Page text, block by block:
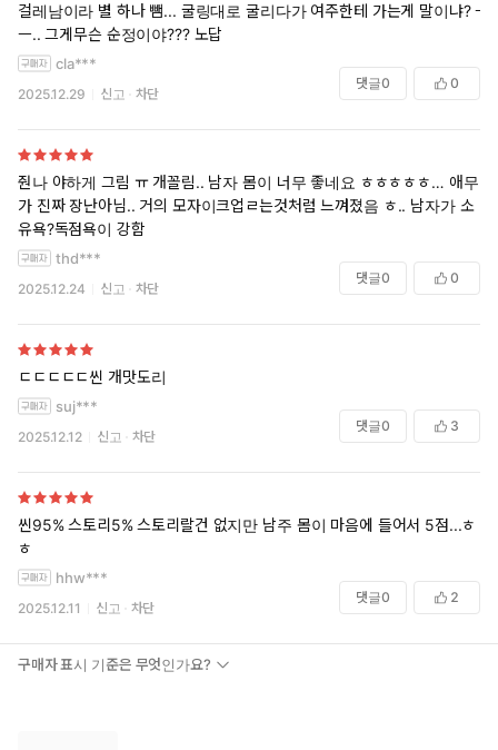
걸레남이라 별 하나 뺌... 굴링대로 굴리다가 여주한테 가는게 말이냐? ㅡ
ㅡ.. 그게무슨 순정이야??? 노답
cla***
2025.12.29 신고 차단
댓글0 0
줜나 야하게 그림 ㅠ 개꼴림.. 남자 몸이 너무 좋네요 ㅎㅎㅎㅎㅎ… 애무
가 진짜 장난아님.. 거의 모자이크업ㄹ는것처럼 느껴졌음 ㅎ.. 남자가 소
유욕?독점욕이 강함
thd***
2025.12.24 신고 차단
댓글0 0
ㄷㄷㄷㄷㄷ씬 개맛도리
suj***
2025.12.12 신고 차단
댓글0 3
씬95% 스토리5% 스토리랄건 없지만 남주 몸이 마음에 들어서 5점...ㅎ
ㅎ
hhw***
2025.12.11 신고 차단
댓글0 2
구매자 표시 기준은 무엇인가요?